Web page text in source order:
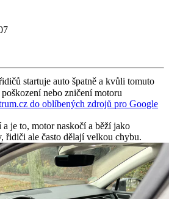
startuje auto špatně a kvůli tomuto
nebo zničení motoru
do oblíbených zdrojů pro Google
je to, motor naskočí a běží jako
řidiči ale často dělají velkou chybu.